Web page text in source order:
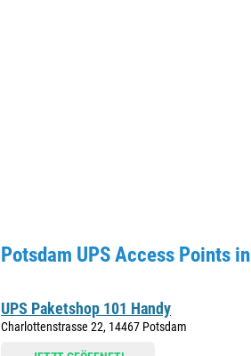
Potsdam UPS Access Points
UPS Paketshop 101 Handy
Charlottenstrasse 22, 14467 Potsdam